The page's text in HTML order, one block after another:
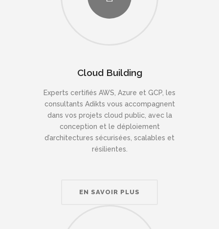
Cloud Building
Experts certifiés AWS, Azure et GCP, les
consultants Adikts vous accompagnent
dans vos projets cloud public, avec la
conception et le déploiement
d’architectures sécurisées, scalables et
résilientes.
EN SAVOIR PLUS